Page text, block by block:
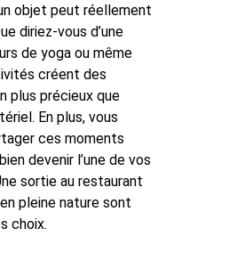
objet peut réellement
diriez-vous d’une
de yoga ou même
créent des
plus précieux que
En plus, vous
ces moments
devenir l’une de vos
sortie au restaurant
pleine nature sont
choix.